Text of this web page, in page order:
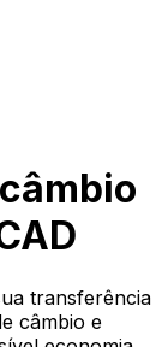
transferência
câmbio e